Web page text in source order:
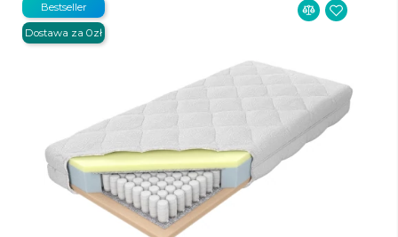
Bestseller
Dostawa za 0zł